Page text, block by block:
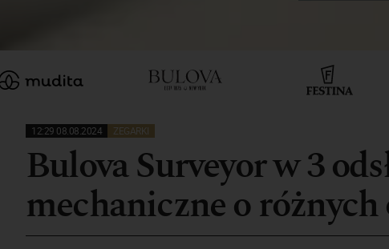
12:29 08.08.2024 ZEGARKI
Bulova Surveyor w 3
mechaniczne o